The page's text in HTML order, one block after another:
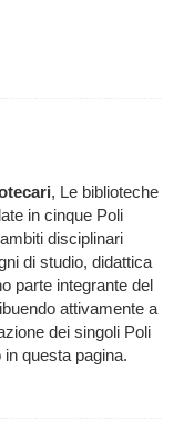
, Le biblioteche
in cinque Poli
disciplinari
di studio, didattica
parte integrante del
attivamente a
dei singoli Poli
questa pagina.